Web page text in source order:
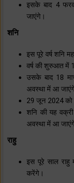
इसके बाद 4
जाएंगे।
शनि
इस पूरे वर्ष शनि
वर्ष की शुरुआत में
उसके बाद 18
अवस्था में आ
29 जून 2024 को
शनि की यह वक्री
अवस्था में आ
राहु
इस पूरे साल राहु
करेंगे।